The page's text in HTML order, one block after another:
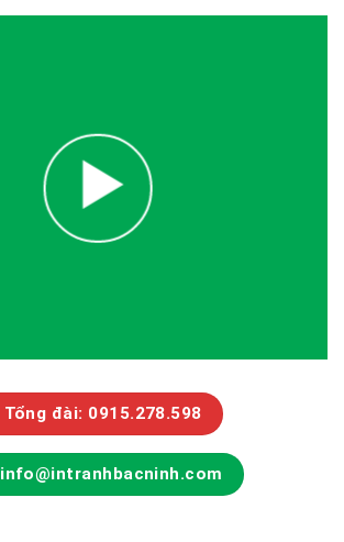
Tổng đài: 0915.278.598
info@intranhbacninh.com